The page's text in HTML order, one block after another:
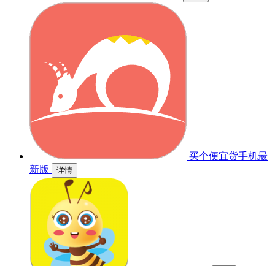
买个便宜货手机最
新版
详情